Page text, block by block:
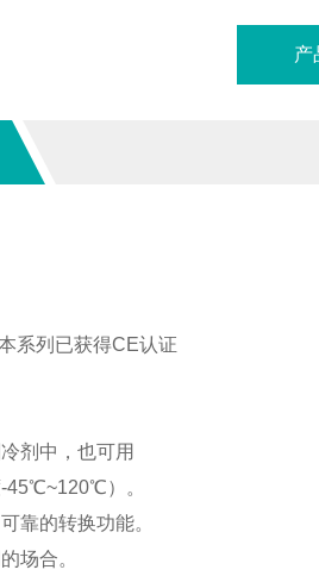
产
系列已获得CE认证
剂中，也可用
45℃~120℃）。
靠的转换功能。
场合。